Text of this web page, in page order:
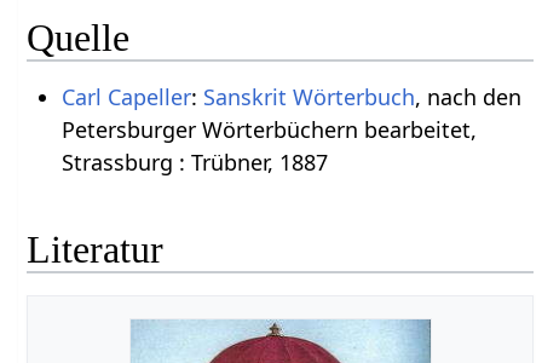
Quelle
Carl Capeller: Sanskrit Wörterbuch, nach den
Petersburger Wörterbüchern bearbeitet,
Strassburg : Trübner, 1887
Literatur